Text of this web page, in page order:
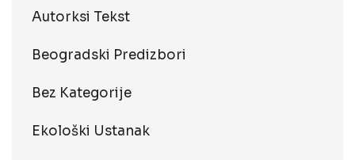
Autorksi Tekst
Beogradski Predizbori
Bez Kategorije
Ekološki Ustanak